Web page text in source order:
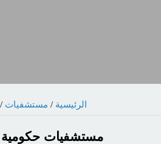
الرئيسية / مستشفيات /
مستشفيات حكومية